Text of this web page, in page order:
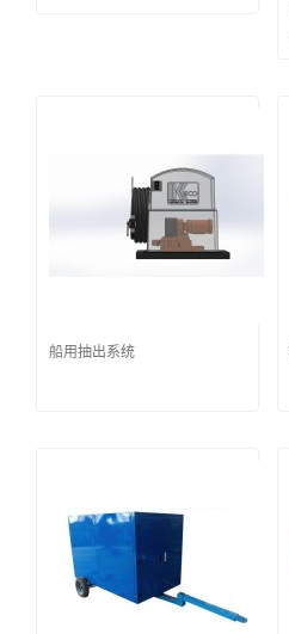
船用抽出系统